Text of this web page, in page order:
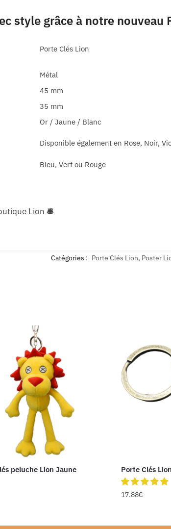
style grâce à notre nouveau
Porte Clés Lion
Métal
45 mm
35 mm
Or / Jaune / Blanc
Disponible également en Rose, Noir,
Bleu, Vert ou Rouge
Lion 🛎
Catégories : Porte Clés Lion, Poster
peluche Lion Jaune Porte Clés
17.88€